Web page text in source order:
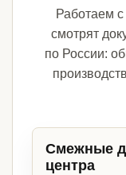
Работаем
смотрят
по России:
Смежные
центра